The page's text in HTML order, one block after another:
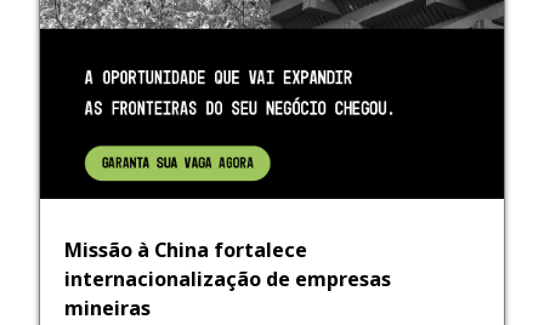
Missão à China fortalece
internacionalização de empresas
mineiras